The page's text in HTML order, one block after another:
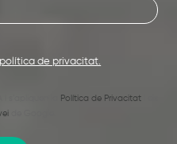
política de privacitat.
Política de Privacitati els